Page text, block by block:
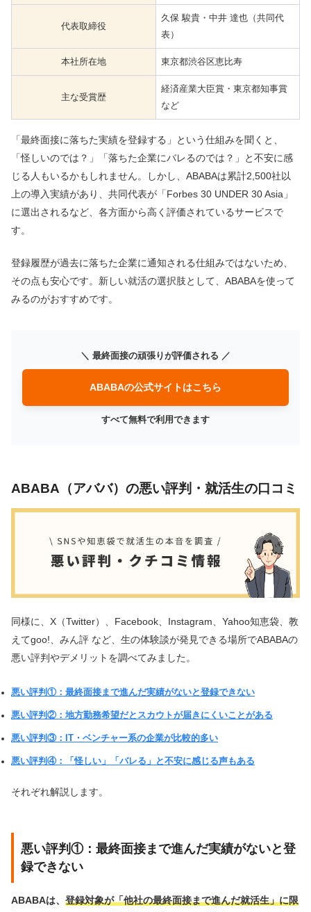
代表取締役
久保 駿貴・中井 達也（共同代
表）
本社所在地 東京都渋谷区恵比寿
主な受賞歴
経済産業大臣賞・東京都知事賞
など
「最終面接に落ちた実績を登録する」という仕組みを聞くと、
「怪しいのでは？」「落ちた企業にバレるのでは？」と不安に感
じる人もいるかもしれません。しかし、ABABAは累計2,500社以
上の導入実績があり、共同代表が「Forbes 30 UNDER 30 Asia」
に選出されるなど、各方面から高く評価されているサービスで
す。
登録履歴が過去に落ちた企業に通知される仕組みではないため、
その点も安心です。新しい就活の選択肢として、ABABAを使って
みるのがおすすめです。
＼ 最終面接の頑張りが評価される ／
ABABAの公式サイトはこちら
すべて無料で利用できます
ABABA（アババ）の悪い評判・就活生の口コミ
同様に、X（Twitter）、Facebook、Instagram、Yahoo知恵袋、教
えてgoo!、みん評 など、生の体験談が発見できる場所でABABAの
悪い評判やデメリットを調べてみました。
悪い評判①：最終面接まで進んだ実績がないと登録できない
悪い評判②：地方勤務希望だとスカウトが届きにくいことがある
悪い評判③：IT・ベンチャー系の企業が比較的多い
悪い評判④：「怪しい」「バレる」と不安に感じる声もある
それぞれ解説します。
悪い評判①：最終面接まで進んだ実績がないと登
録できない
ABABAは、 登録対象が「他社の最終面接まで進んだ就活生」に限